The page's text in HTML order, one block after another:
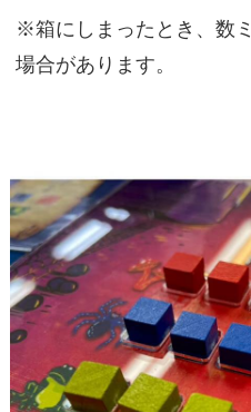
※箱にしまったとき、数
場合があります。